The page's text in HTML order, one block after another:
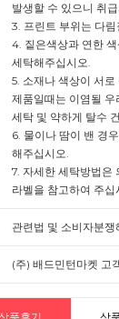
발생할 수 있으니 취
3. 프린트 부위는 다
4. 짙은색상과 연한
세탁해주십시오.
5. 소재나 색상이 서
제품일때는 이염될
세탁 및 약하게 탈수
6. 물이나 땀이 밴 경
해주십시오.
7. 자세한 세탁방법은
라벨을 참고하여 주십
관련법 및 소비자분
(주) 배드민턴마켓